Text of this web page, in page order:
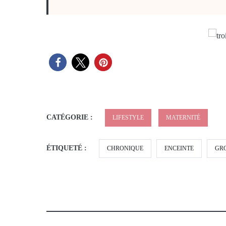
CATÉGORIE : LIFESTYLE MATERNITÉ
ÉTIQUETÉ : CHRONIQUE ENCEINTE